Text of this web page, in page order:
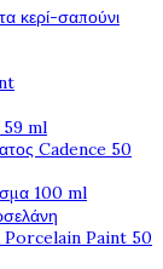
κερί-σαπούνι
ml
Cadence 50
100 ml
Paint 50